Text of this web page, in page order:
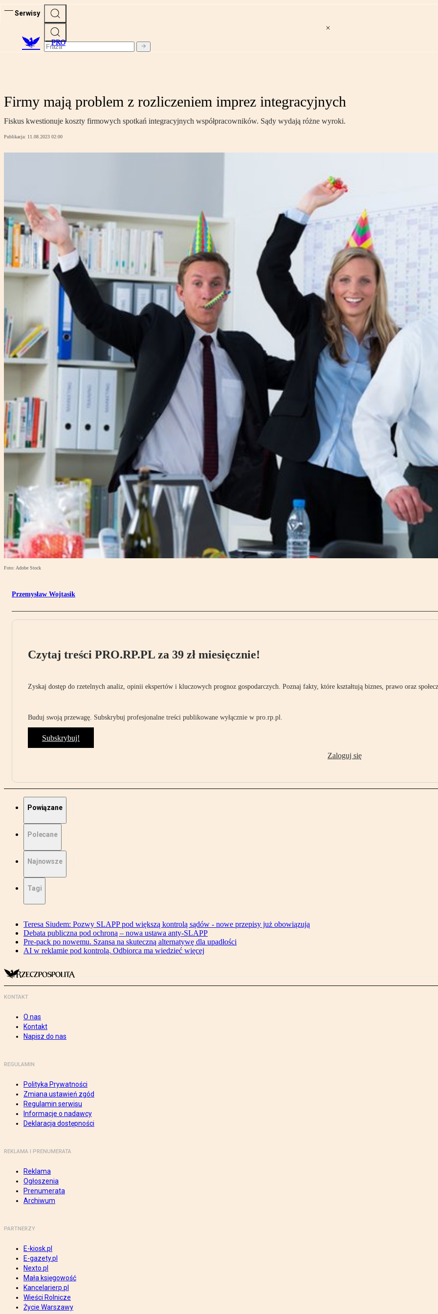
Serwisy
PRO
Firmy mają problem z rozliczeniem imprez integracyjnych
Fiskus kwestionuje koszty firmowych spotkań integracyjnych współpracowników. Sądy wydają różne wyroki.
Publikacja: 11.08.2023 02:00
Foto: Adobe Stock
Przemysław Wojtasik
Czytaj treści PRO.RP.PL za 39 zł miesięcznie!
Zyskaj dostęp do rzetelnych analiz, opinii ekspertów i kluczowych prognoz gospodarczych. Poznaj fakty, które kształtują biznes, prawo oraz
Buduj swoją przewagę. Subskrybuj profesjonalne treści publikowane wyłącznie w pro.rp.pl.
Subskrybuj!
Zaloguj się
Powiązane
Polecane
Najnowsze
Tagi
Teresa Siudem: Pozwy SLAPP pod większą kontrolą sądów - nowe przepisy już obowiązują
Debata publiczna pod ochroną – nowa ustawa anty-SLAPP
Pre-pack po nowemu. Szansa na skuteczną alternatywę dla upadłości
AI w reklamie pod kontrolą. Odbiorca ma wiedzieć więcej
KONTAKT
O nas
Kontakt
Napisz do nas
REGULAMIN
Polityka Prywatności
Zmiana ustawień zgód
Regulamin serwisu
Informacje o nadawcy
Deklaracja dostępności
REKLAMA I PRENUMERATA
Reklama
Ogłoszenia
Prenumerata
Archiwum
PARTNERZY
E-kiosk.pl
E-gazety.pl
Nexto.pl
Mała księgowość
Kancelarierp.pl
Wieści Rolnicze
Życie Warszawy